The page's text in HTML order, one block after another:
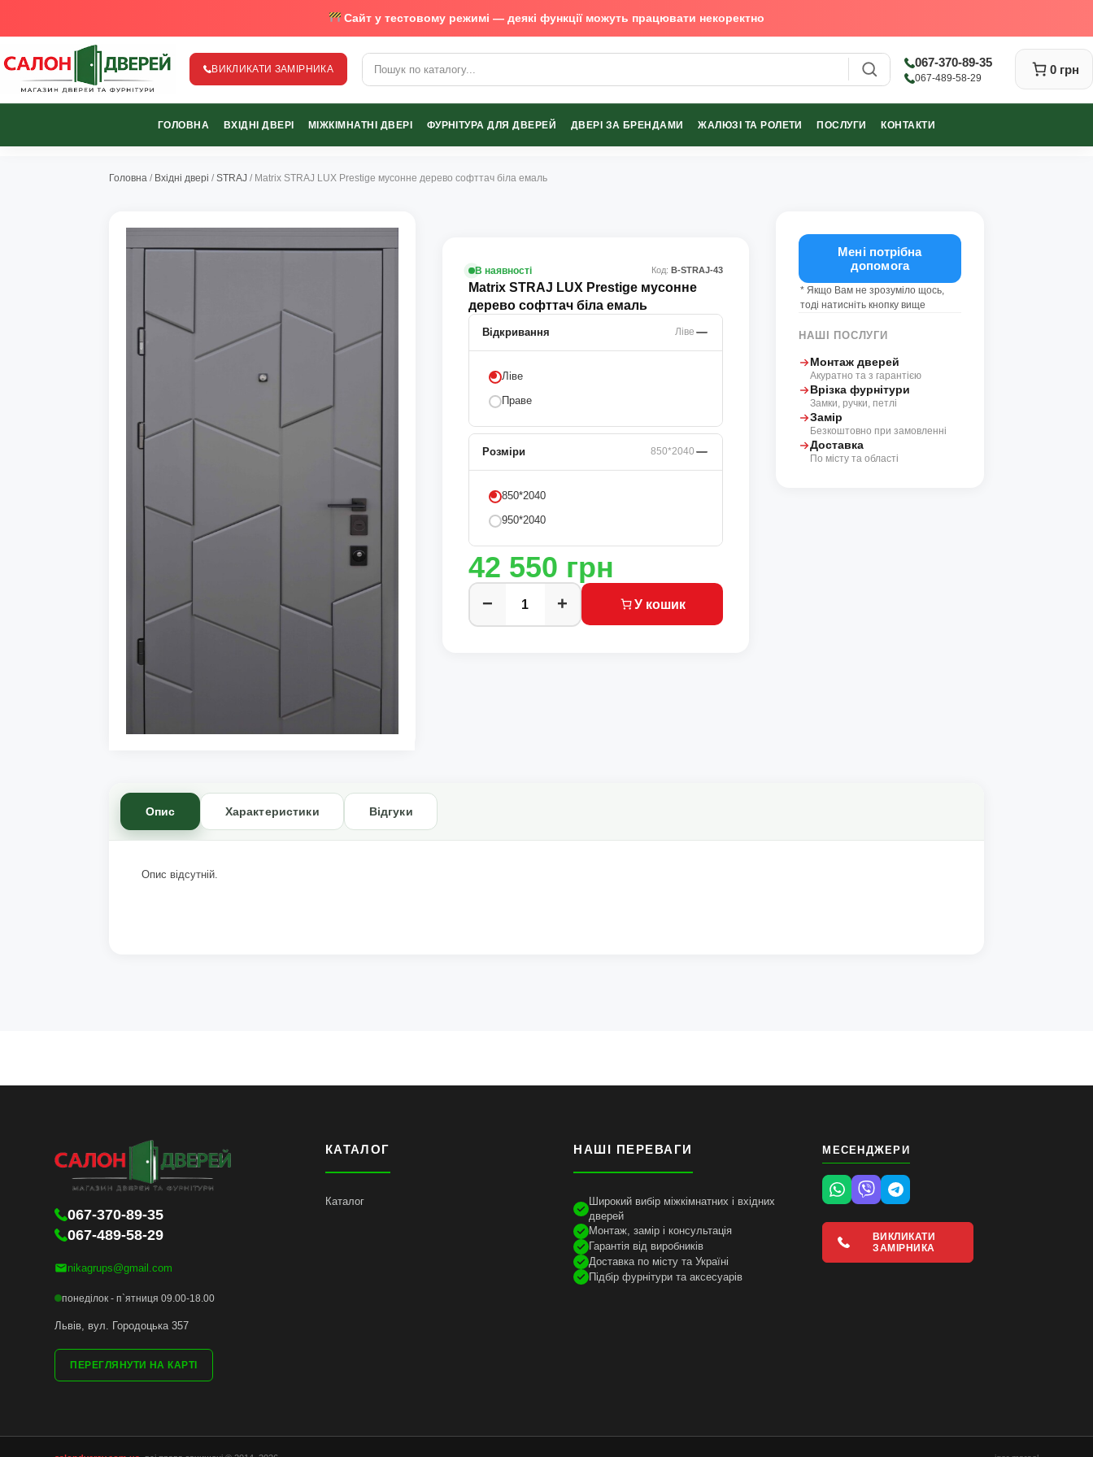
Сайт у тестовому режимі — деякі функції можуть працювати некоректно
salon-dverey.com.ua - великий каталог дверей від найкращих виробників
ВИКЛИКАТИ ЗАМІРНИКА 067-370-89-35
067-489-58-29
0 грн
067-489-58-29
ГОЛОВНА ВХІДНІ ДВЕРІ МІЖКІМНАТНІ ДВЕРІ ФУРНІТУРА ДЛЯ ДВЕРЕЙ ДВЕРІ ЗА БРЕНДАМИ ЖАЛЮЗІ ТА РОЛЕТИ ПОСЛУГИ КОНТАКТИ
Головна / Вхідні двері /STRAJ / Matrix STRAJ LUX Prestige мусонне дерево софттач біла емаль
В наявності Код: В-STRAJ-43
Matrix STRAJ LUX Prestige мусонне
дерево софттач біла емаль
Відкривання Ліве
Ліве
Праве
Розміри 850*2040
850*2040
950*2040
42 550 грн
− + У кошик
Мені потрібна
допомога
* Якщо Вам не зрозуміло щось,
тоді натисніть кнопку вище
НАШІ ПОСЛУГИ
Монтаж дверей
Акуратно та з гарантією
Врізка фурнітури
Замки, ручки, петлі
Замір
Безкоштовно при замовленні
Доставка
По місту та області
Опис Характеристики Відгуки
Опис відсутній.
067-370-89-35
067-489-58-29
nikagrups@gmail.com
понеділок - п`ятниця 09.00-18.00
Львів, вул. Городоцька 357
ПЕРЕГЛЯНУТИ НА КАРТІ
КАТАЛОГ
Каталог
НАШІ ПЕРЕВАГИ
Широкий вибір міжкімнатних і вхідних
дверей
Монтаж, замір і консультація
Гарантія від виробників
Доставка по місту та Україні
Підбір фурнітури та аксесуарів
МЕСЕНДЖЕРИ
ВИКЛИКАТИ
ЗАМІРНИКА